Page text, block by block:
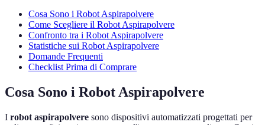
Cosa Sono i Robot Aspirapolvere
Come Scegliere il Robot Aspirapolvere
Confronto tra i Robot Aspirapolvere
Statistiche sui Robot Aspirapolvere
Domande Frequenti
Checklist Prima di Comprare
Cosa Sono i Robot Aspirapolvere
I robot aspirapolvere sono dispositivi automatizzati progettati per